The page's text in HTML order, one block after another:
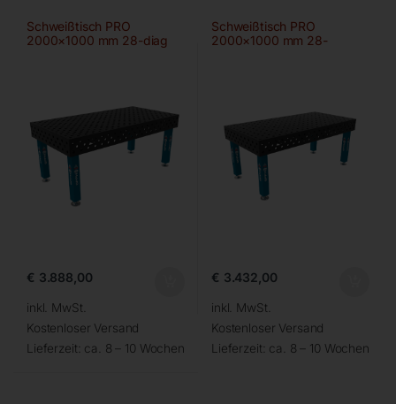
Schweißtisch PRO
2000×1000 mm 28-diag
€ 3.888,00
inkl. MwSt.
Kostenloser Versand
Lieferzeit: ca. 8 – 10 Wochen
Schweißtisch PRO
2000×1000 mm 28-
€ 3.432,00
inkl. MwSt.
Kostenloser Versand
Lieferzeit: ca. 8 – 10 Wochen